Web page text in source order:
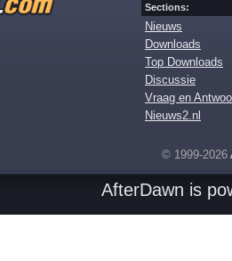
Sections:
Nieuws
Downloads
Top Downloads
Discussie
Vraag en
Nieuws2.nl
© 1999-2026
AfterDawn is